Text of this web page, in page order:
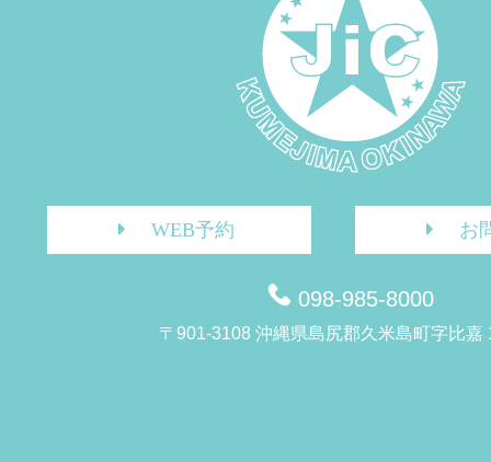
WEB予約 お
098-985-8000
〒901-3108 沖縄県島尻郡久米島町字比嘉